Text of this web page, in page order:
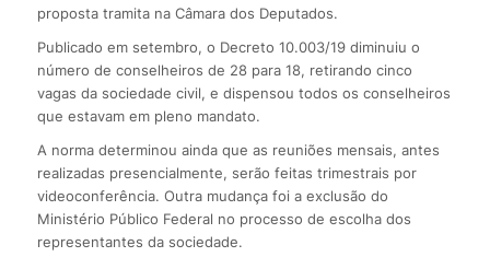
proposta tramita na Câmara dos Deputados.
Publicado em setembro, o Decreto 10.003/19 diminuiu o
número de conselheiros de 28 para 18, retirando cinco
vagas da sociedade civil, e dispensou todos os conselheiros
que estavam em pleno mandato.
A norma determinou ainda que as reuniões mensais, antes
realizadas presencialmente, serão feitas trimestrais por
videoconferência. Outra mudança foi a exclusão do
Ministério Público Federal no processo de escolha dos
representantes da sociedade.